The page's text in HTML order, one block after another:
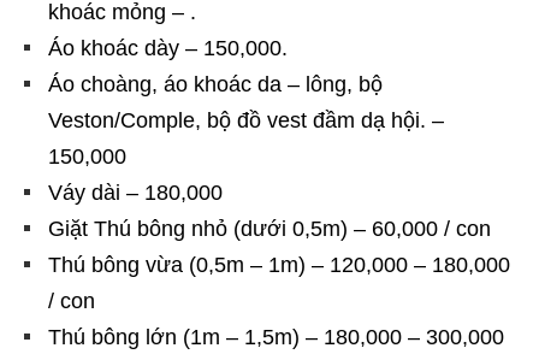
khoác mỏng – .
Áo khoác dày – 150,000.
Áo choàng, áo khoác da – lông, bộ
Veston/Comple, bộ đồ vest đầm dạ hội. –
150,000
Váy dài – 180,000
Giặt Thú bông nhỏ (dưới 0,5m) – 60,000 / con
Thú bông vừa (0,5m – 1m) – 120,000 – 180,000
/ con
Thú bông lớn (1m – 1,5m) – 180,000 – 300,000